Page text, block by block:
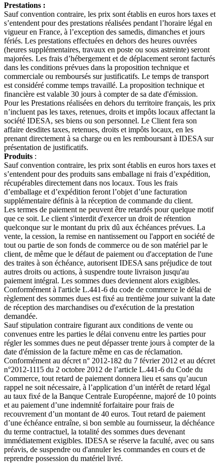
Prestations :
Sauf convention contraire, les prix sont établis en euros hors taxes et
s’entendent pour des prestations réalisées pendant l’horaire légal en
vigueur en France, à l’exception des samedis, dimanches et jours
fériés. Les prestations effectuées en dehors des heures ouvrées
(heures supplémentaires, travaux en poste ou sous astreinte) seront
majorées. Les frais d’hébergement et de déplacement seront facturés
dans les conditions prévues dans la proposition technique et
commerciale ou remboursés sur justificatifs. Le temps de transport
est considéré comme temps travaillé. La proposition technique et
financière est valable 30 jours à compter de sa date d'émission.
Pour les Prestations réalisées en dehors du territoire français, les prix
n’incluent pas les taxes, retenues, droits et impôts locaux affectant la
société IDESA, ses biens ou son personnel. Le Client fera son
affaire desdites taxes, retenues, droits et impôts locaux, en les
prenant directement à sa charge ou en les remboursant à IDESA sur
présentation de justificatifs.
Produits :
Sauf convention contraire, les prix sont établis en euros hors taxes et
s’entendent pour des produits sans emballage ni frais d’expédition,
récupérables directement dans nos locaux. Tous les frais
d’emballage et d’expédition feront l’objet d’une facturation
supplémentaire définis à la réception de commande du client.
Les termes de paiement ne peuvent être retardés pour quelque motif
que ce soit. Le client s'interdit d'exercer un droit de rétention
quelconque sur le montant du prix dû aux échéances prévues. La
vente, la cession, la remise en nantissement ou l'apport en société de
tout ou partie de son fonds de commerce ou de son matériel par le
client, de même que le défaut de paiement ou d'acceptation de l'une
des traites à son échéance, autorisent IDESA sans préjudice de tout
autres droits ou actions, à suspendre toute livraison jusqu'au
paiement intégral. Les sommes dues deviennent alors exigibles.
Conformément à l'article L.441-6 du code de commerce le délai de
règlement des sommes dues est fixé au trentième jour suivant la date
de réception des marchandises ou d'exécution de la prestation
demandée.
Sauf stipulation contraire figurant aux conditions de vente ou
convenues entre les parties le délai convenu entre les parties pour
régler les sommes dues ne peut dépasser trente jours à compter de la
date d'émission de la facture même en cas de réclamation.
Conformément au décret n° 2012-182 du 7 février 2012 et au décret
n°2012-1115 du 2 octobre 2012 de l’article L.441-6 du Code du
Commerce, tout retard de paiement donnera lieu et sans qu’aucun
rappel ne soit nécessaire, à l’application d’un intérêt de retard légal
au taux fixé de la Banque Centrale Européenne, majoré de 10 points
et au paiement d’une indemnité forfaitaire pour frais de
recouvrement d’un montant de 40 euros. Tout retard de paiement
d’une échéance entraîne, si bon semble au fournisseur, la déchéance
du terme contractuel, la totalité des sommes dues devenant
immédiatement exigibles. IDESA se réserve la faculté, avec ou sans
préavis, de suspendre ou d'annuler les commandes en cours et de
reprendre possession du matériel livré.